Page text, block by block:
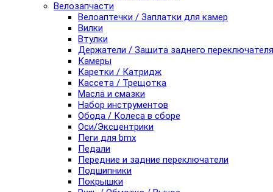
Велозапчасти
Велоаптечки / Заплатки для камер
Вилки
Втулки
Держатели / Защита заднего переключателя
Камеры
Каретки / Катридж
Кассета / Трещотка
Масла и смазки
Набор инструментов
Обода / Колеса в сборе
Оси/Эксцентрики
Пеги для bmx
Педали
Передние и задние переключатели
Подшипники
Покрышки